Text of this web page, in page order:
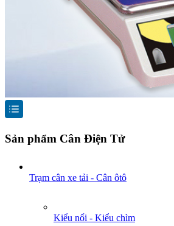
Sản phẩm Cân Điện Tử
Trạm cân xe tải - Cân ôtô
Kiểu nổi - Kiểu chìm